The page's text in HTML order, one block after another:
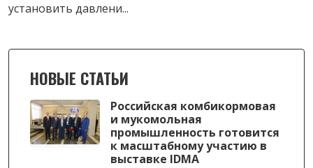
установить давлени...
НОВЫЕ СТАТЬИ
Российская комбикормовая
и мукомольная
промышленность готовится
к масштабному участию в
выставке IDMA